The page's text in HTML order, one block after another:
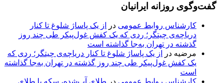
گفت‌وگوی روزانه ایرانیان
کارشناس روابط عمومی در
از یک پاساژ شلوغ تا کنار
دریاچه‌ی چیتگر؛ ردی که یک کفش غول‌پیکر طی چند روز
گذشته در تهران به‌جا گذاشته است
مرضیه در
از یک پاساژ شلوغ تا کنار دریاچه‌ی چیتگر؛ ردی که
یک کفش غول‌پیکر طی چند روز گذشته در تهران به‌جا گذاشته
است